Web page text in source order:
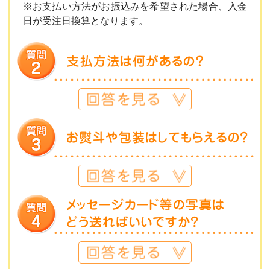
※お支払い方法がお振込みを希望された場合、入金
日が受注日換算となります。